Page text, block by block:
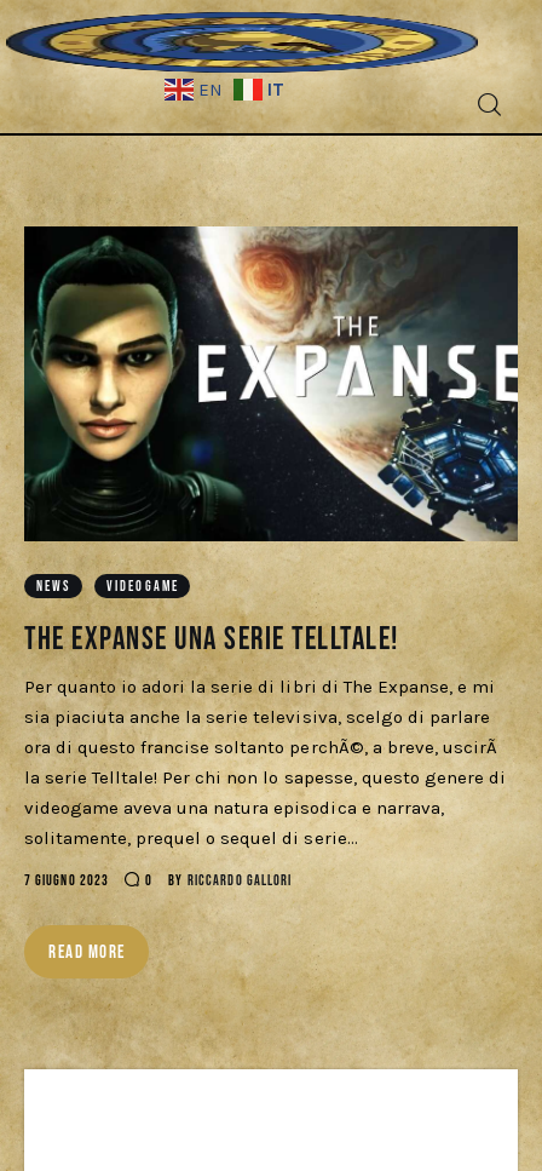
EN IT
Fantascienza
Fantasy
Games
Recensioni
Libri e fumetti
Cercatori
Download
NEWS VIDEOGAME
The Expanse una serie Telltale!
Per quanto io adori la serie di libri di The Expanse, e mi
sia piaciuta anche la serie televisiva, scelgo di parlare
ora di questo francise soltanto perchÃ©, a breve, uscirÃ
la serie Telltale! Per chi non lo sapesse, questo genere di
videogame aveva una natura episodica e narrava,
solitamente, prequel o sequel di serie…
7 GIUGNO 2023 0 BY RICCARDO GALLORI
READ MORE